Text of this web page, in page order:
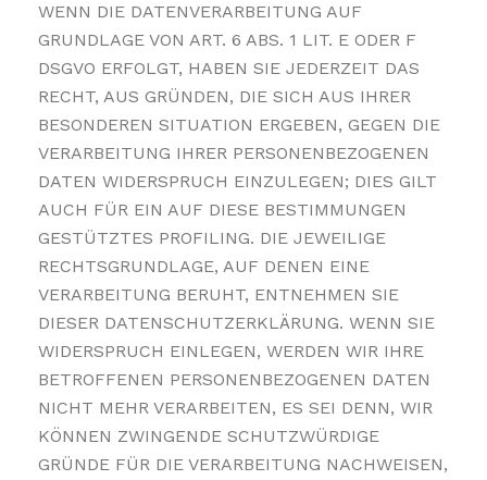
WENN DIE DATENVERARBEITUNG AUF
GRUNDLAGE VON ART. 6 ABS. 1 LIT. E ODER F
DSGVO ERFOLGT, HABEN SIE JEDERZEIT DAS
RECHT, AUS GRÜNDEN, DIE SICH AUS IHRER
BESONDEREN SITUATION ERGEBEN, GEGEN DIE
VERARBEITUNG IHRER PERSONENBEZOGENEN
DATEN WIDERSPRUCH EINZULEGEN; DIES GILT
AUCH FÜR EIN AUF DIESE BESTIMMUNGEN
GESTÜTZTES PROFILING. DIE JEWEILIGE
RECHTSGRUNDLAGE, AUF DENEN EINE
VERARBEITUNG BERUHT, ENTNEHMEN SIE
DIESER DATENSCHUTZERKLÄRUNG. WENN SIE
WIDERSPRUCH EINLEGEN, WERDEN WIR IHRE
BETROFFENEN PERSONENBEZOGENEN DATEN
NICHT MEHR VERARBEITEN, ES SEI DENN, WIR
KÖNNEN ZWINGENDE SCHUTZWÜRDIGE
GRÜNDE FÜR DIE VERARBEITUNG NACHWEISEN,